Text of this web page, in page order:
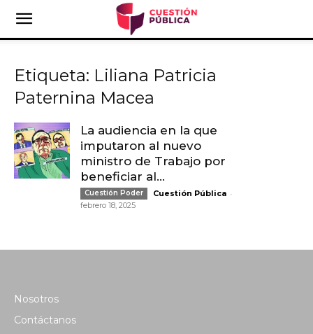
Etiqueta: Liliana Patricia
Paternina Macea
La audiencia en la que
imputaron al nuevo
ministro de Trabajo por
beneficiar al...
Cuestión Poder Cuestión Pública -
febrero 18, 2025
Nosotros
Contáctanos